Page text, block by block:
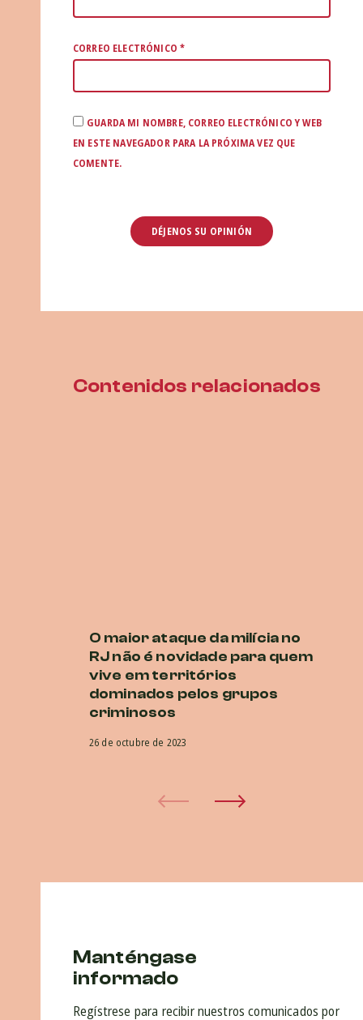
CORREO ELECTRÓNICO*
GUARDA MI NOMBRE, CORREO ELECTRÓNICO Y WEB
EN ESTE NAVEGADOR PARA LA PRÓXIMA VEZ QUE
COMENTE.
Contenidos relacionados
O maior ataque da milícia no
RJ não é novidade para quem
vive em territórios
dominados pelos grupos
criminosos
26 de octubre de 2023
Manténgase
informado
Regístrese para recibir nuestros comunicados por